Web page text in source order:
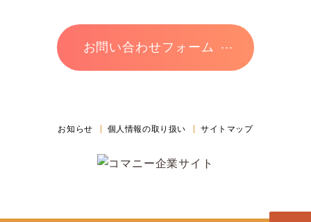
お問い合わせフォーム
お知らせ 個人情報の取り扱い サイトマップ